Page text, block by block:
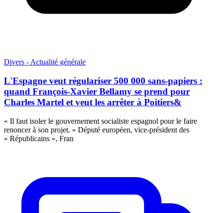
Divers - Actualité générale
L'Espagne veut régulariser 500 000 sans-papiers :
quand François-Xavier Bellamy se prend pour
Charles Martel et veut les arrêter à Poitiers&
« Il faut isoler le gouvernement socialiste espagnol pour le faire
renoncer à son projet. » Député européen, vice-président des
« Républicains », Fran